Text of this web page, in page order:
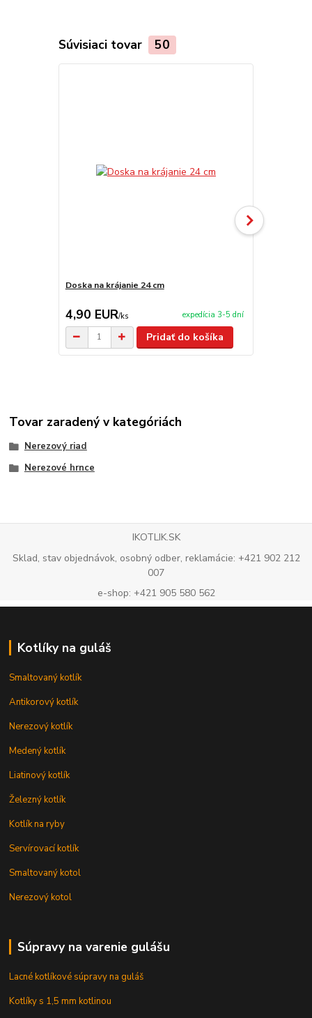
Súvisiaci tovar 50
Doska na krájanie 24 cm
4,90 EUR/ks expedícia 3-5 dní
Pridať do košíka
Tovar zaradený v kategóriách
Nerezový riad
Nerezové hrnce
IKOTLIK.SK
Sklad, stav objednávok, osobný odber, reklamácie: +421 902 212
007
e-shop: +421 905 580 562
Kotlíky na guláš
Smaltovaný kotlík
Antikorový kotlík
Nerezový kotlík
Medený kotlík
Liatinový kotlík
Železný kotlík
Kotlík na ryby
Servírovací kotlík
Smaltovaný kotol
Nerezový kotol
Súpravy na varenie gulášu
Lacné kotlíkové súpravy na guláš
Kotlíky s 1,5 mm kotlinou